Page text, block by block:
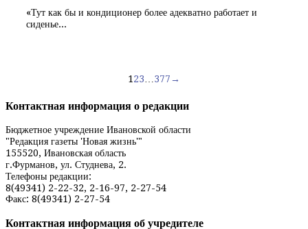
«Тут как бы и кондиционер более адекватно работает и
сиденье...
по
123…377→
Контактная информация о редакции
Бюджетное учреждение Ивановской области
"Редакция газеты 'Новая жизнь'"
155520, Ивановская область
г.Фурманов, ул. Студнева, 2.
Телефоны редакции:
8(49341) 2-22-32, 2-16-97, 2-27-54
Факс: 8(49341) 2-27-54
Контактная информация об учредителе